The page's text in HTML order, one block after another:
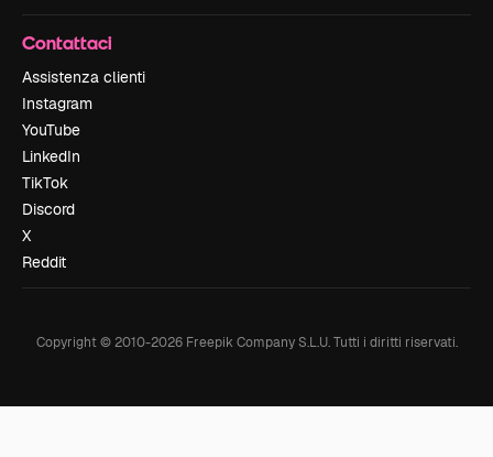
Contattaci
Assistenza clienti
Instagram
YouTube
LinkedIn
TikTok
Discord
X
Reddit
Copyright © 2010-2026Freepik Company S.L.U. Tutti i diritti riservati.